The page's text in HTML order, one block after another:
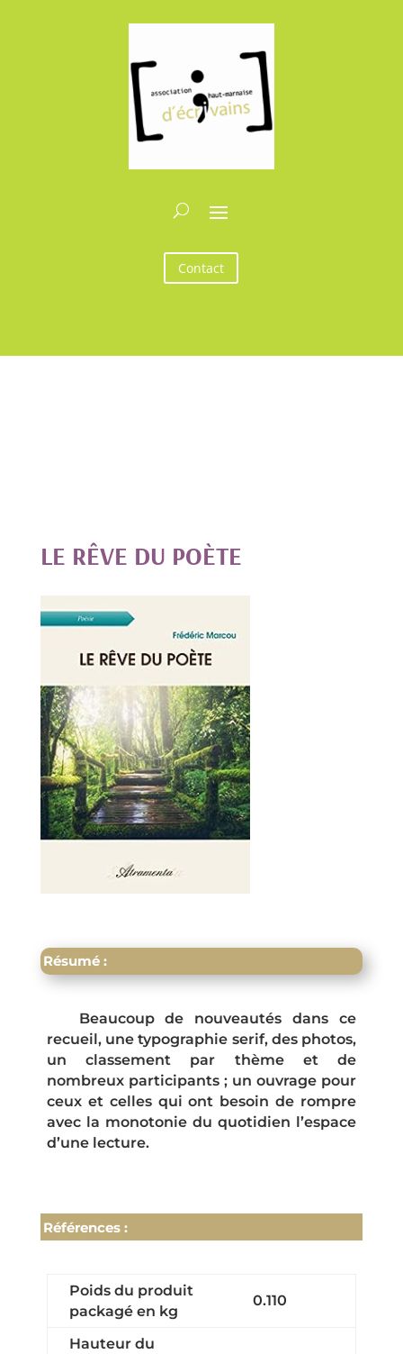
Contact
LE RÊVE DU POÈTE
Résumé :
Beaucoup de nouveautés dans ce
recueil, une typographie serif, des photos,
un classement par thème et de
nombreux participants ; un ouvrage pour
ceux et celles qui ont besoin de rompre
avec la monotonie du quotidien l’espace
d’une lecture.
Références :
Poids du produit
packagé en kg
0.110
Hauteur du